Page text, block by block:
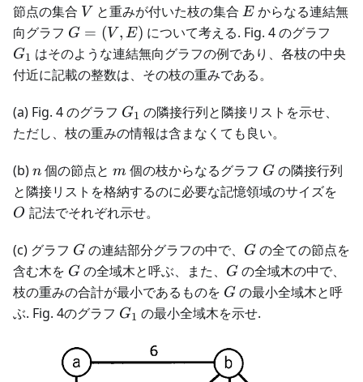
節点の集合 V
V と重みが付いた枝の集合E
E からなる連結無
向グラフ G
=
(V,
E)
G = (V , E) について考える. Fig. 4 のグラフ
G1 はそのような連結無向グラフの例であり、各枝の中央
付近に記載の整数は、その枝の重みである。
(a) Fig. 4 のグラフ G_1
G1 の隣接行列と隣接リストを示せ、
ただし、枝の重みの情報は含まなくても良い。
(b)n
n 個の節点と m
m 個の枝からなるグラフ G
G の隣接行列
と隣接リストを格納するのに必要な記憶領域のサイズを
O 記法でそれぞれ示せ。
(c) グラフ G
G の連結部分グラフの中で、 G
G の全ての節点を
含む木を G
G の全域木と呼ぶ、また、 G
G の全域木の中で、
枝の重みの合計が最小であるものを G
G の最小全域木と呼
ぶ. Fig. 4のグラフ G_1
G1 の最小全域木を示せ.